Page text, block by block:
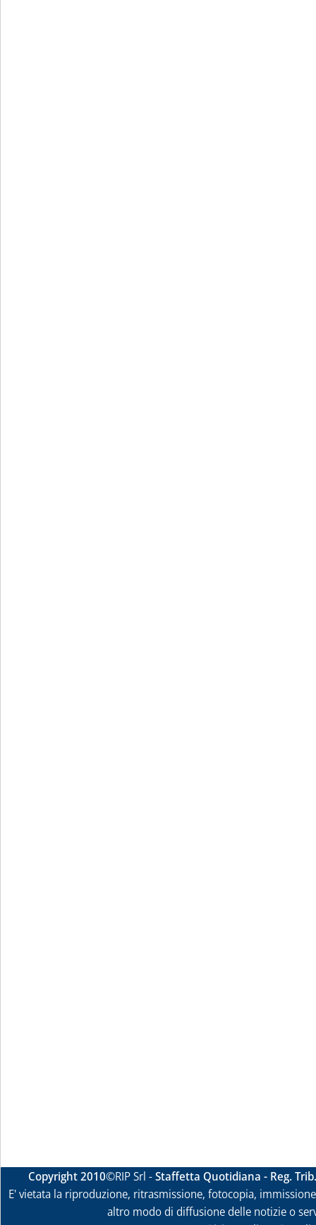
Copyright 2010©RIP Srl -Staffetta Quotidiana - Reg.
E' vietata la riproduzione, ritrasmissione, fotocopia,
altro modo di diffusione delle notizie o